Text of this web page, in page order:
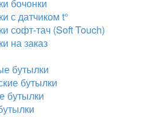
бочонки
с датчиком t°
софт-тач (Soft Touch)
на заказ
бутылки
бутылки
бутылки